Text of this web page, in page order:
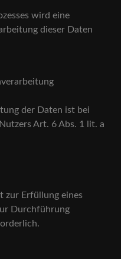
wird eine
dieser Daten
der Daten ist bei
Art. 6 Abs. 1 lit. a
zur Erfüllung eines
Durchführung